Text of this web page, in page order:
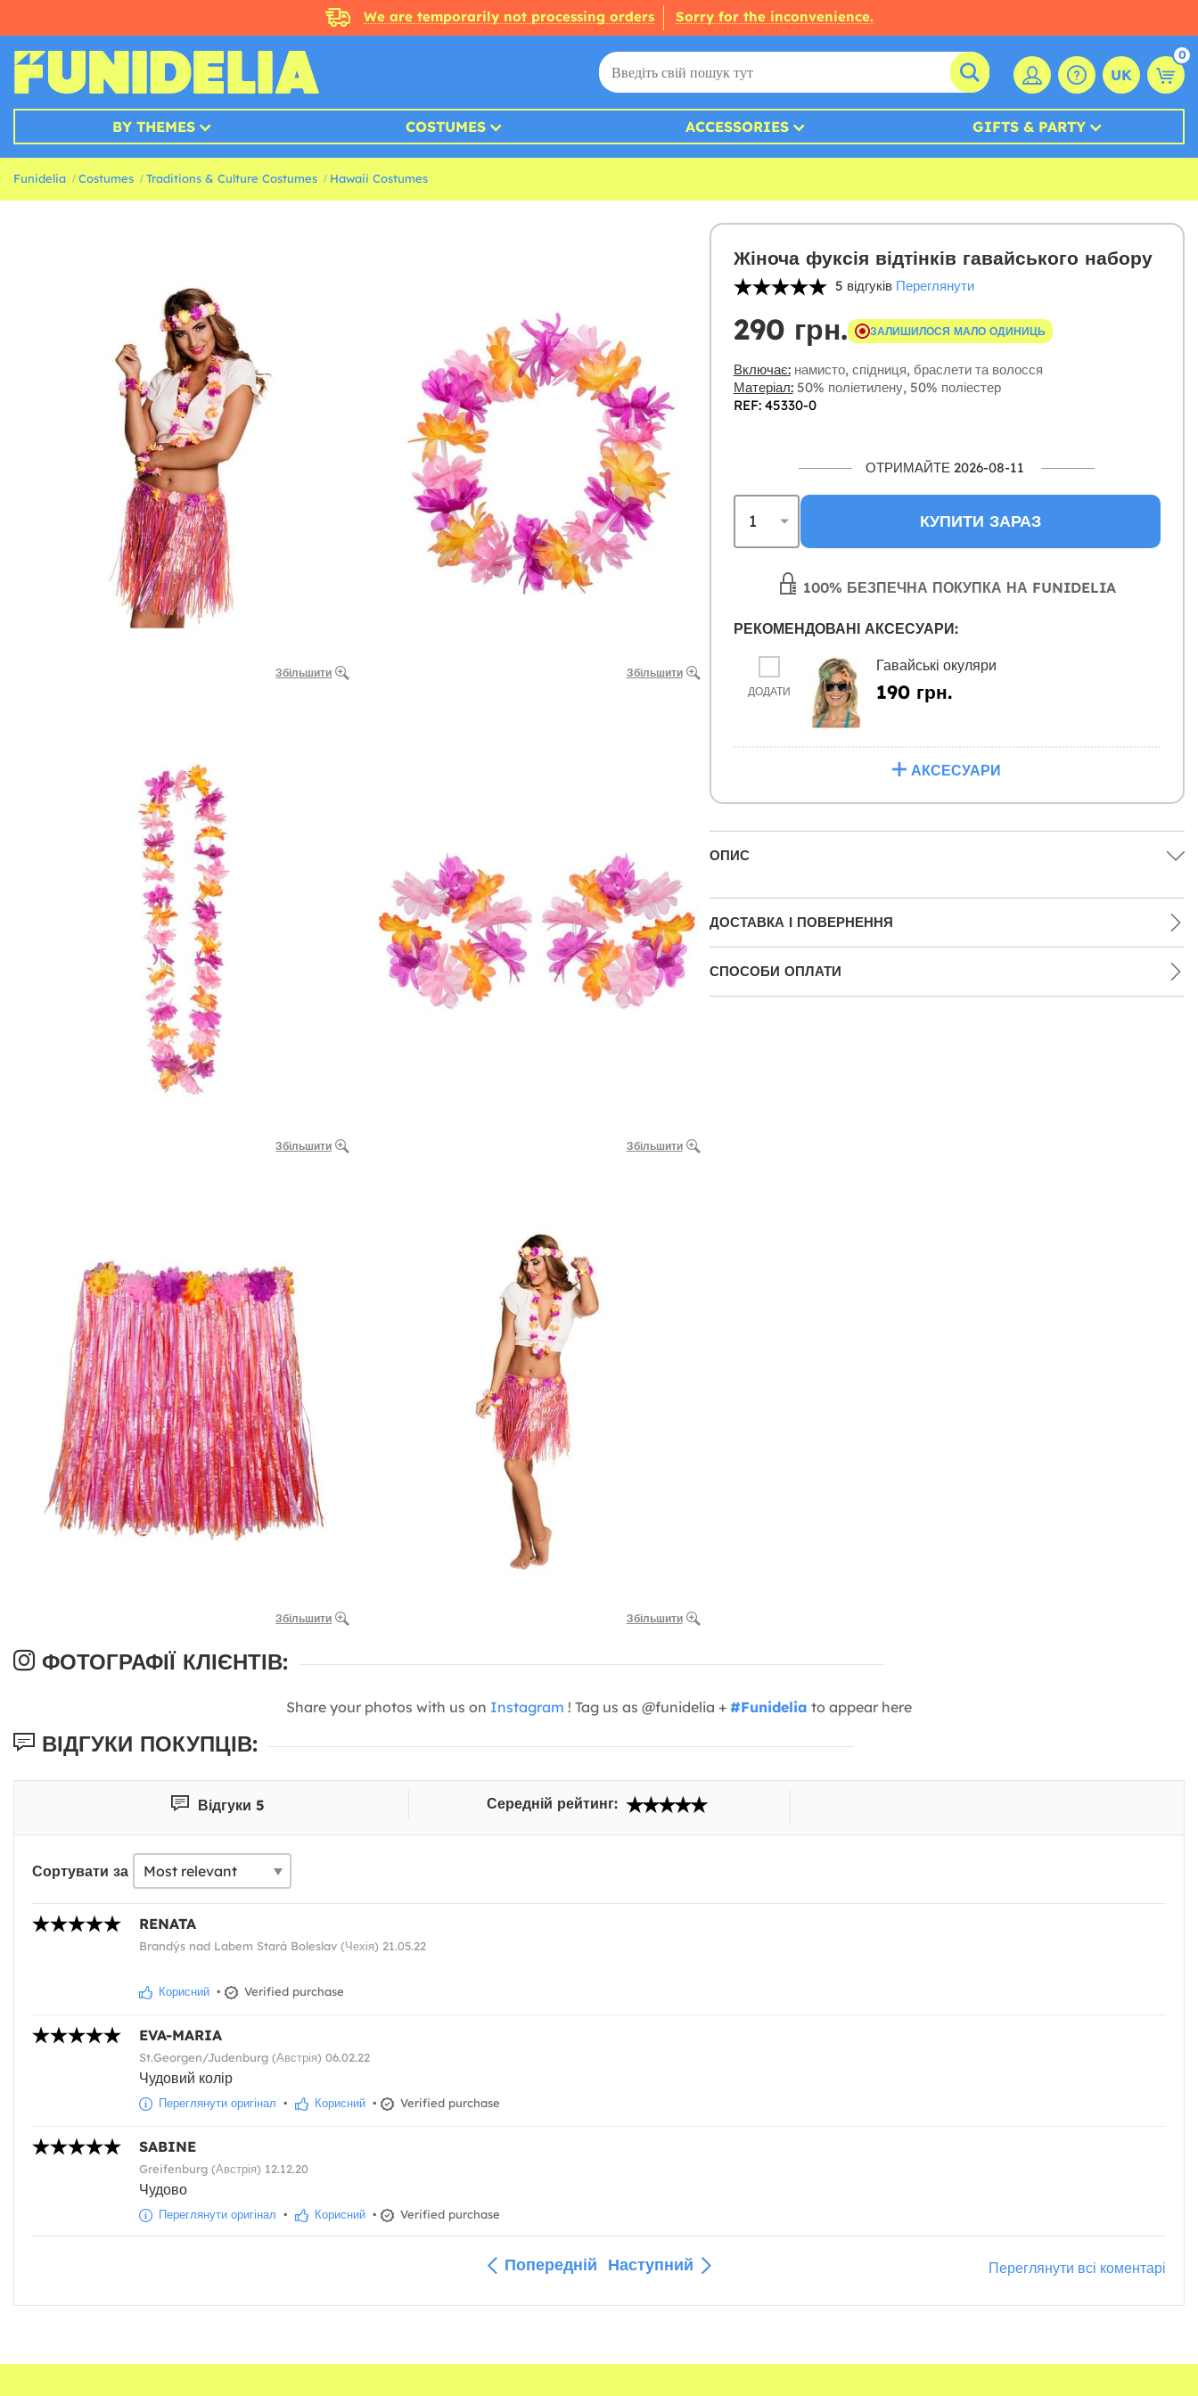
We are temporarily not processing orders Sorry for the inconvenience.
UK
0
BY THEMES COSTUMES ACCESSORIES GIFTS & PARTY
Funidelia Costumes Traditions & Culture Costumes Hawaii Costumes
Збільшити Збільшити
Збільшити Збільшити
Збільшити Збільшити
Жіноча фуксія відтінків гавайського набору
5 відгуків Переглянути
290 грн. ЗАЛИШИЛОСЯ МАЛО ОДИНИЦЬ
Включає:намисто, спідниця, браслети та волосся
Матеріал:50% поліетилену, 50% поліестер
REF: 45330-0
ОТРИМАЙТЕ 2026-08-11
КУПИТИ ЗАРАЗ
100% БЕЗПЕЧНА ПОКУПКА НА FUNIDELIA
РЕКОМЕНДОВАНІ АКСЕСУАРИ:
ДОДАТИ
Гавайські окуляри
190 грн.
АКСЕСУАРИ
ОПИС
ДОСТАВКА І ПОВЕРНЕННЯ
СПОСОБИ ОПЛАТИ
ФОТОГРАФІЇ КЛІЄНТІВ:
Share your photos with us on Instagram ! Tag us as @funidelia + #Funidelia to appear here
ВІДГУКИ ПОКУПЦІВ:
Відгуки 5 Середній рейтинг:
Сортувати за
RENATA
Brandýs nad Labem Stará Boleslav (Чехія) 21.05.22
Корисний • Verified purchase
EVA-MARIA
St.Georgen/Judenburg (Австрія) 06.02.22
Чудовий колір
Переглянути оригінал • Корисний • Verified purchase
SABINE
Greifenburg (Австрія) 12.12.20
Чудово
Переглянути оригінал • Корисний • Verified purchase
Попередній Наступний Переглянути всі коментарі